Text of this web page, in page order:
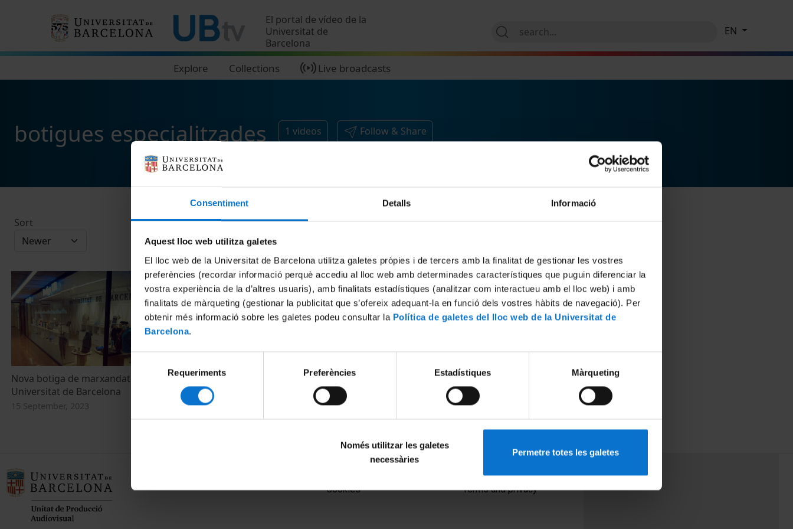
Consentiment Detalls Informació
Aquest lloc web utilitza galetes
El lloc web de la Universitat de Barcelona utilitza galetes pròpies i de tercers amb la finalitat de gestionar les vostres
preferències (recordar informació perquè accediu al lloc web amb determinades característiques que puguin diferenciar la
vostra experiència de la d’altres usuaris), amb finalitats estadístiques (analitzar com interactueu amb el lloc web) i amb
finalitats de màrqueting (gestionar la publicitat que s’ofereix adequant-la en funció dels vostres hàbits de navegació). Per
obtenir més informació sobre les galetes podeu consultar la Política de galetes del lloc web de la Universitat de
Barcelona.
Selecció
consentiment
Requeriments Preferències Estadístiques Màrqueting
Només utilitzar les galetes
necessàries
Permetre totes les galetes
El portal de vídeo de la
Universitat de
Barcelona
Explore Collections Live broadcasts
EN
botigues especialitzades 1 videos Follow & Share
Sort
Nova botiga de marxandatge de la
Universitat de Barcelona
15 September, 2023
Cookies
Terms and privacy